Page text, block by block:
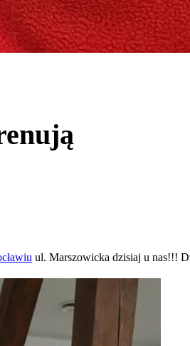
ul. Marszowicka dzisiaj u nas!!!